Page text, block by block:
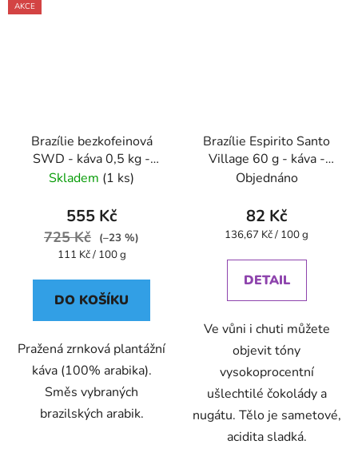
AKCE
Brazílie bezkofeinová
SWD - káva 0,5 kg -
Oxalis
Skladem (1 ks)
555 Kč
725 Kč
(–23 %)
Měrná
111 Kč / 100 g
DO KOŠÍKU
Pražená zrnková plantážní
káva (100% arabika).
Směs vybraných
brazilských arabik.
Brazílie Espirito Santo
Village 60 g - káva -
Oxalis
Objednáno
82 Kč
Měrná
136,67 Kč / 100 g
DETAIL
Ve vůni i chuti můžete
objevit tóny
vysokoprocentní
ušlechtilé čokolády a
nugátu. Tělo je sametové,
acidita sladká.